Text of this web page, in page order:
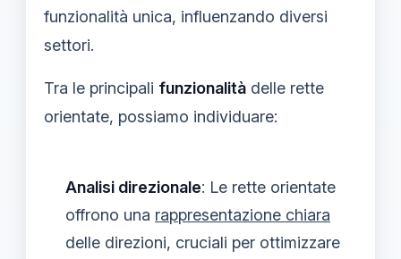
funzionalità unica, influenzando diversi
settori.
Tra le principali funzionalità delle rette
orientate, possiamo individuare:
Analisi direzionale: Le rette orientate
offrono una rappresentazione chiara
delle direzioni, cruciali per ottimizzare